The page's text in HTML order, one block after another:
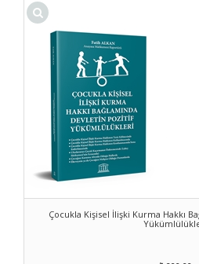
Çocukla Kişisel İlişki Kurma Hakkı